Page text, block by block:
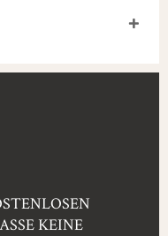
KEINE